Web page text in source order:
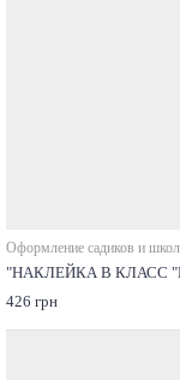
Оформление садиков и школ
"НАКЛЕЙКА В КЛАСС
426 грн